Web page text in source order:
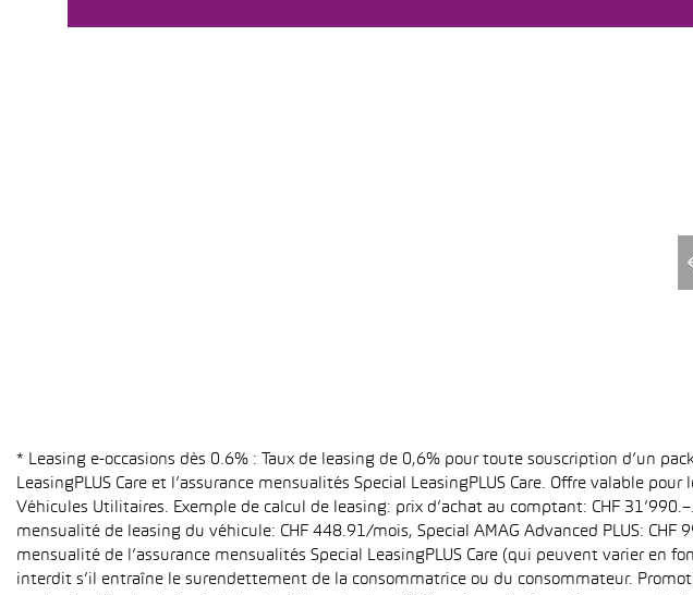
* Leasing e-occasions dès 0.6% : Taux de leasing de 0,6% pour toute souscription d’un
LeasingPLUS Care et l’assurance mensualités Special LeasingPLUS Care. Offre valable
Véhicules Utilitaires. Exemple de calcul de leasing: prix d’achat au comptant: CHF
mensualité de leasing du véhicule: CHF 448.91/mois, Special AMAG Advanced PLUS:
mensualité de l’assurance mensualités Special LeasingPLUS Care (qui peuvent varier en
interdit s’il entraîne le surendettement de la consommatrice ou du consommateur.